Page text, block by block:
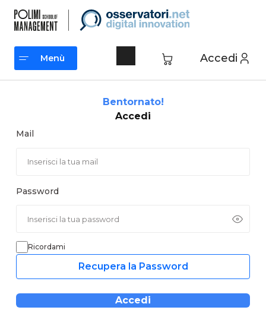
contenuto
Accedi
Menù
Bentornato!
Accedi
Mail
Password
Ricordami
Recupera la Password
Accedi